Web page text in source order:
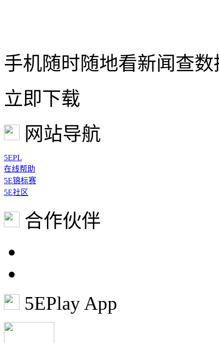
手机随时随地看新闻查数
立即下载
网站导航
5EPL
在线帮助
5E锦标赛
5E社区
合作伙伴
5EPlay App